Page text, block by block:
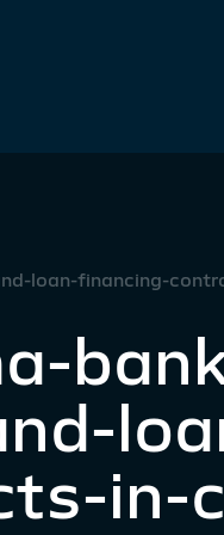
loan-financing-
in-